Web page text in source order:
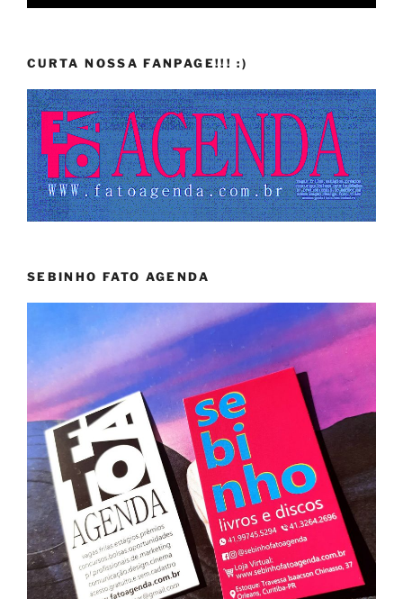
CURTA NOSSA FANPAGE!!! :)
SEBINHO FATO AGENDA